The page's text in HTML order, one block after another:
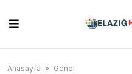
content
Anasayfa » Genel